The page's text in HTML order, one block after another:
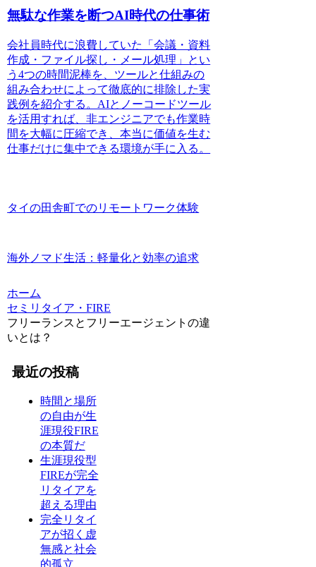
無駄な作業を断つAI時代の仕事術
会社員時代に浪費していた「会議・資料
作成・ファイル探し・メール処理」とい
う4つの時間泥棒を、ツールと仕組みの
組み合わせによって徹底的に排除した実
践例を紹介する。AIとノーコードツール
を活用すれば、非エンジニアでも作業時
間を大幅に圧縮でき、本当に価値を生む
仕事だけに集中できる環境が手に入る。
タイの田舎町でのリモートワーク体験
海外ノマド生活：軽量化と効率の追求
ホーム
セミリタイア・FIRE
フリーランスとフリーエージェントの違
いとは？
最近の投稿
時間と場所
の自由が生
涯現役FIRE
の本質だ
生涯現役型
FIREが完全
リタイアを
超える理由
完全リタイ
アが招く虚
無感と社会
的孤立